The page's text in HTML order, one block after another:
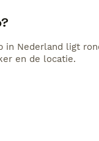
Nederland ligt
en de locatie.